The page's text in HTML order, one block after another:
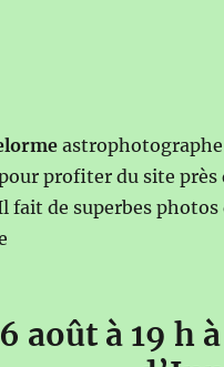
astrophotographe
profiter du site près
fait de superbes
août à 19 h